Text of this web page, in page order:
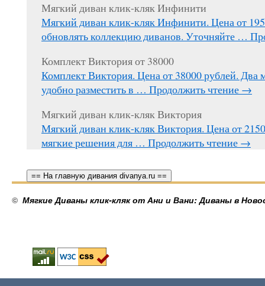
Мягкий диван клик-кляк Инфинити
Мягкий диван клик-кляк Инфинити. Цена от
обновлять коллекцию диванов. Уточняйте …
Комплект Виктория от 38000
Комплект Виктория. Цена от 38000 рублей. Два
удобно разместить в … Продолжить чтение →
Мягкий диван клик-кляк Виктория
Мягкий диван клик-кляк Виктория. Цена от
мягкие решения для … Продолжить чтение →
== На главную дивания divanya.ru ==
© Мягкие Диваны клик-кляк от Ани и Вани: Диваны в